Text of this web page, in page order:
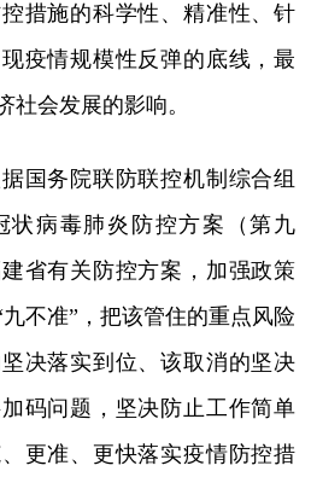
措施的科学性、精准性、针
疫情规模性反弹的底线，最
社会发展的影响。
务院联防联控机制综合组
状病毒肺炎防控方案（第九
省有关防控方案，加强政策
不准”，把该管住的重点风险
决落实到位、该取消的坚决
码问题，坚决防止工作简单
更准、更快落实疫情防控措